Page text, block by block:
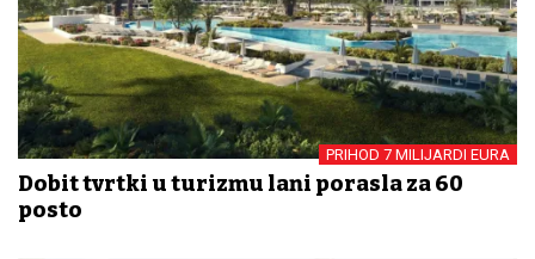
PRIHOD 7 MILIJARDI EURA
Dobit tvrtki u turizmu lani porasla za 60
posto